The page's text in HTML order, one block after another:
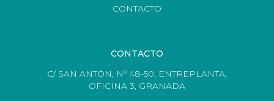
CONTACTO
CONTACTO
C/ SAN ANTÓN, Nº 48-50, ENTREPLANTA,
OFICINA 3, GRANADA